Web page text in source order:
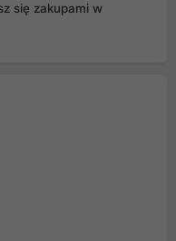
się zakupami w